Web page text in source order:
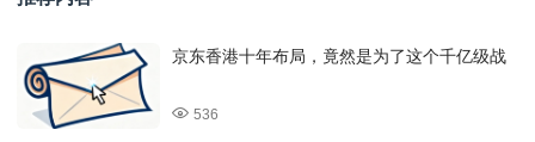
京东香港十年布局，竟然是为了这个千亿级战
536